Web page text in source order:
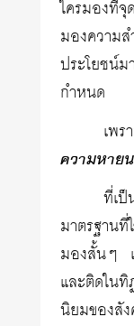
ใครมองที่จุ
มองความส
ประโยชน์
กำหนด
เพ
ความหาย
ที่เ
มาตรฐาน
มองสั้นๆ
และติดใน
นิยมของสั